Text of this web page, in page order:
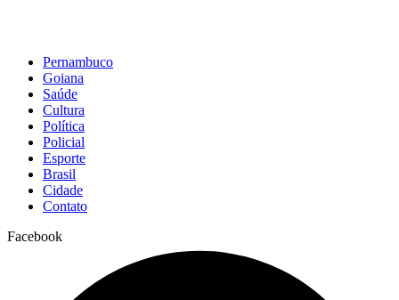
Pernambuco
Goiana
Saúde
Cultura
Política
Policial
Esporte
Brasil
Cidade
Contato
Facebook